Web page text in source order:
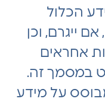
הכלול
ייגרם, וכן
אחראים
במסמך זה.
על מידע